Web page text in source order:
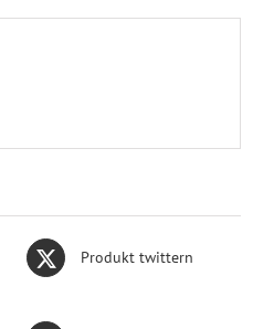
Produkt twittern